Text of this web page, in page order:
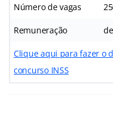
Número de vagas
Remuneração
Clique aqui para fazer o
concurso INSS